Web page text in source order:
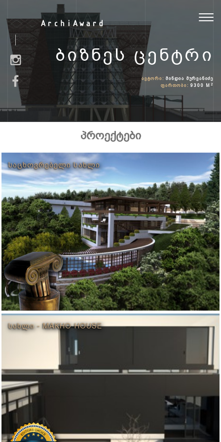
ArchiAward
ᲑᲘᲖᲜᲔᲡ ᲪᲔᲜᲢᲠᲘ
ᲐᲕᲢᲝᲠᲘ: ᲛᲘᲜᲓᲘᲐ ᲛᲣᲠᲕᲐᲜᲘᲫᲔ
ᲤᲐᲠᲗᲝᲑᲘ: 9300 M2
პროექტები
ᲡᲐᲪᲮᲝᲕᲠᲔᲑᲔᲚᲘ ᲡᲐᲮᲚᲘ
ᲡᲐᲮᲚᲘ - MAKHO HOUSE